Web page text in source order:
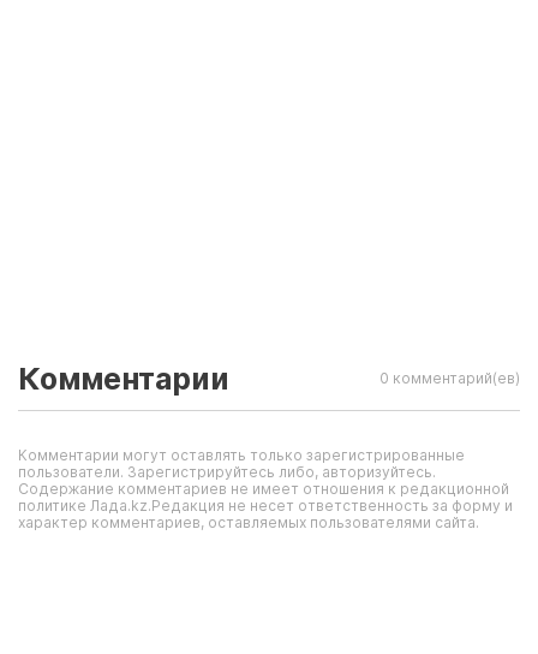
Комментарии 0 комментарий(ев)
Комментарии могут оставлять только зарегистрированные
пользователи. Зарегистрируйтесь либо, авторизуйтесь.
Содержание комментариев не имеет отношения к редакционной
политике Лада.kz.Редакция не несет ответственность за форму и
характер комментариев, оставляемых пользователями сайта.